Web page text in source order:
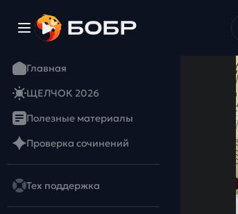
Главная
ЩЕЛЧОК 2026
Полезные материалы
Проверка сочинений
Тех поддержка